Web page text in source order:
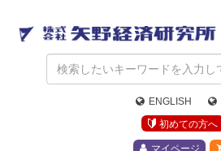
矢
野
経
済
研
究
所
ENGLISH
初めての方へ
マイページ